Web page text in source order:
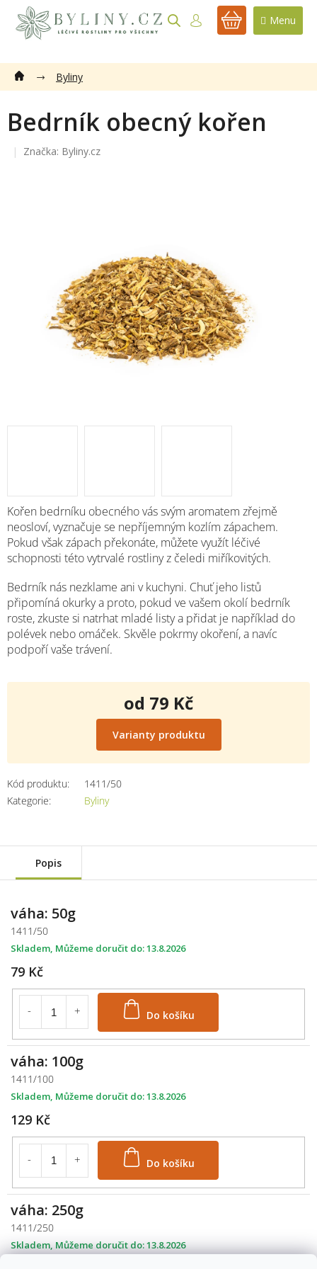
obsah
NÁKUPNÍ
Byliny
Bedrník obecný kořen
Značka: Byliny.cz
Kořen bedrníku obecného vás svým aromatem zřejmě
neosloví, vyznačuje se nepříjemným kozlím zápachem.
Pokud však zápach překonáte, můžete využít léčivé
schopnosti této vytrvalé rostliny z čeledi miříkovitých.
Bedrník nás nezklame ani v kuchyni. Chuť jeho listů
připomíná okurky a proto, pokud ve vašem okolí bedrník
roste, zkuste si natrhat mladé listy a přidat je například do
polévek nebo omáček. Skvěle pokrmy okoření, a navíc
podpoří vaše trávení.
Kód produktu:
1411/50
Kategorie: Byliny
od 79 Kč
Měrná
cena:
Varianty produktu
Popis
váha: 50g
1411/50
79 Kč
Do košíku
Skladem 13.8.2026
váha: 100g
1411/100
129 Kč
Do košíku
Skladem 13.8.2026
váha: 250g
1411/250
Skladem 13.8.2026